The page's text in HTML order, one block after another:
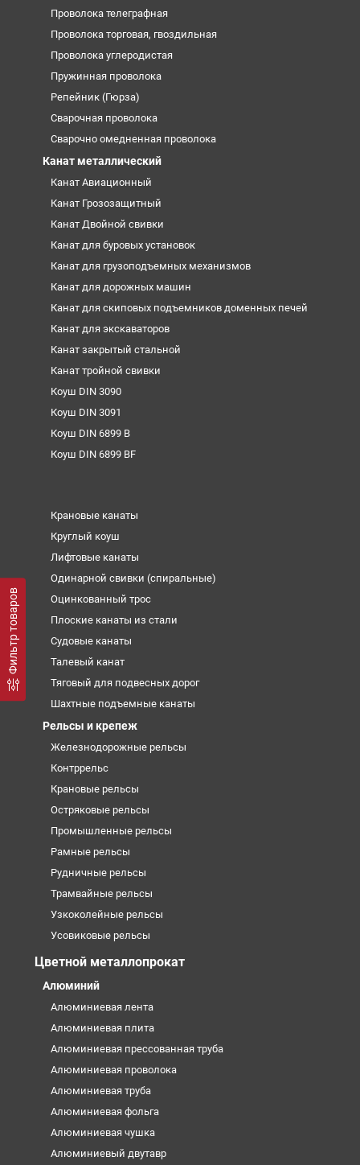
Фильтр товаров
Проволока телеграфная
Проволока торговая, гвоздильная
Проволока углеродистая
Пружинная проволока
Репейник (Гюрза)
Сварочная проволока
Сварочно омедненная проволока
Канат металлический
Канат Авиационный
Канат Грозозащитный
Канат Двойной свивки
Канат для буровых установок
Канат для грузоподъемных механизмов
Канат для дорожных машин
Канат для скиповых подъемников доменных печей
Канат для экскаваторов
Канат закрытый стальной
Канат тройной свивки
Коуш DIN 3090
Коуш DIN 3091
Коуш DIN 6899 B
Коуш DIN 6899 BF
Крановые канаты
Круглый коуш
Лифтовые канаты
Одинарной свивки (спиральные)
Оцинкованный трос
Плоские канаты из стали
Судовые канаты
Талевый канат
Тяговый для подвесных дорог
Шахтные подъемные канаты
Рельсы и крепеж
Железнодорожные рельсы
Контррельс
Крановые рельсы
Остряковые рельсы
Промышленные рельсы
Рамные рельсы
Рудничные рельсы
Трамвайные рельсы
Узкоколейные рельсы
Усовиковые рельсы
Цветной металлопрокат
Алюминий
Алюминиевая лента
Алюминиевая плита
Алюминиевая прессованная труба
Алюминиевая проволока
Алюминиевая труба
Алюминиевая фольга
Алюминиевая чушка
Алюминиевый двутавр